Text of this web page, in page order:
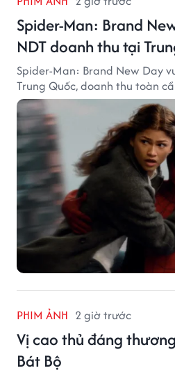
Spider-Man: Brand
NDT doanh thu tại
Spider-Man: Brand New Day
Trung Quốc, doanh thu toàn
PHIM ẢNH 2 giờ trước
Vị cao thủ đáng
Bát Bộ